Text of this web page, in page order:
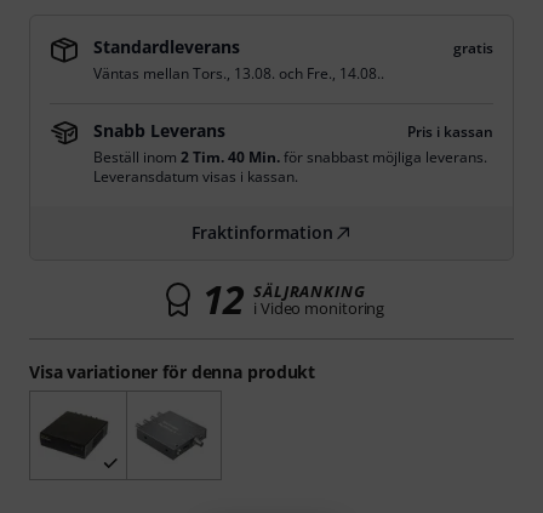
Visa variationer för denna produkt
Standardleverans
gratis
Väntas mellanTors., 13.08. och Fre., 14.08..
Snabb Leverans
Pris i kassan
Beställ inom 2 Tim. 40 Min.för snabbast möjliga leverans.
Leveransdatum visas i kassan.
Fraktinformation
12 SÄLJRANKING
i Video monitoring